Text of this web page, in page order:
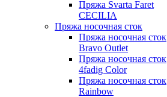
Пряжа Svarta Faret
CECILIA
Пряжа носочная сток
Пряжа носочная сток
Bravo Outlet
Пряжа носочная сток
4fadig Color
Пряжа носочная сток
Rainbow